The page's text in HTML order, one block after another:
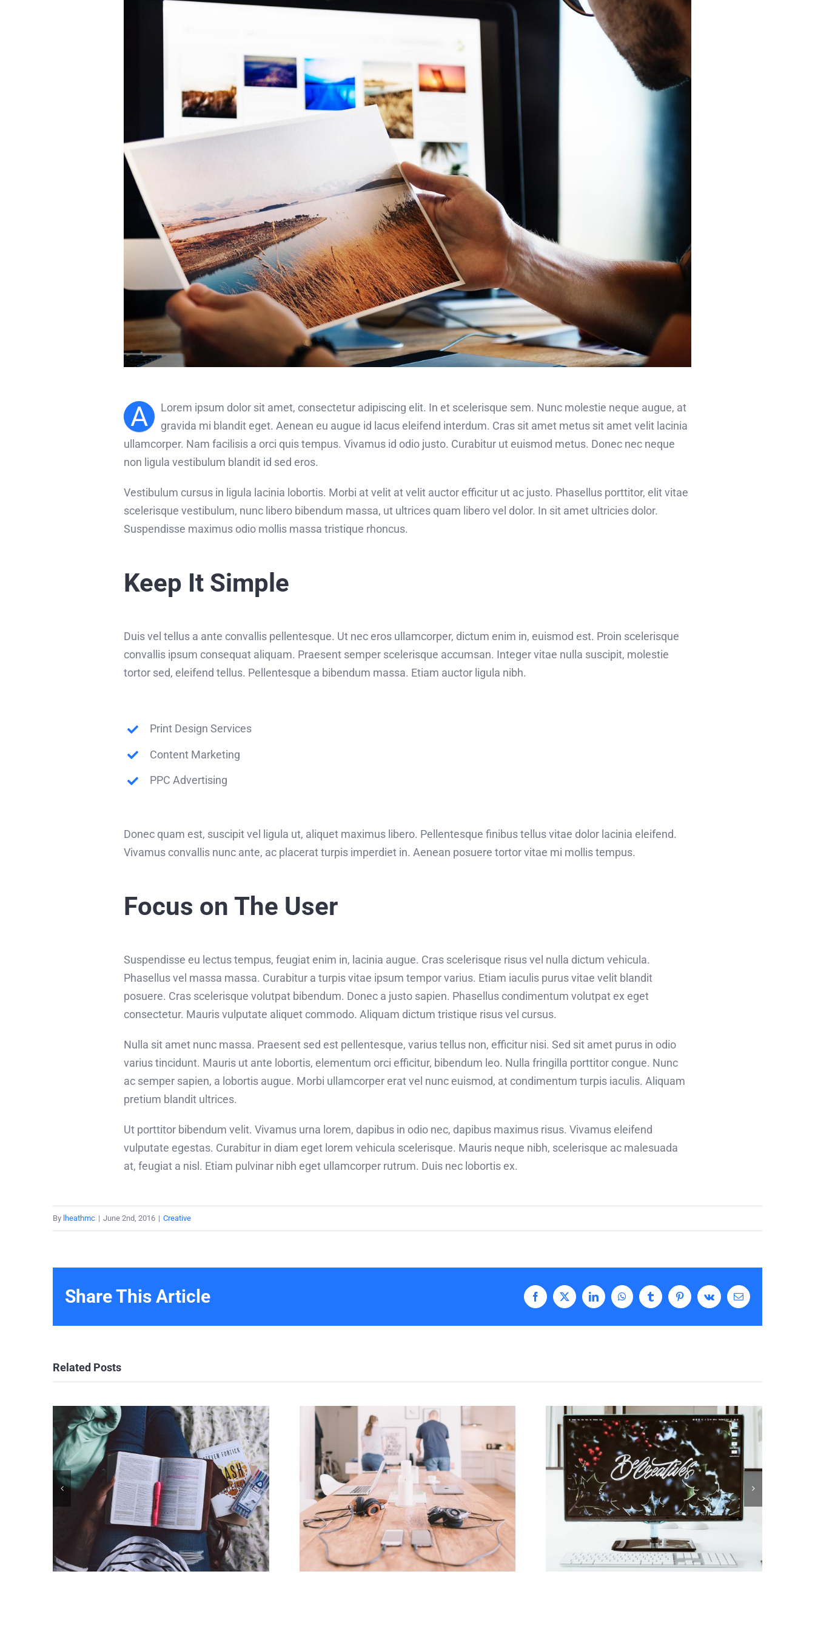
A
Lorem ipsum dolor sit amet, consectetur adipiscing elit. In et scelerisque sem. Nunc molestie neque augue, at
gravida mi blandit eget. Aenean eu augue id lacus eleifend interdum. Cras sit amet metus sit amet velit lacinia
ullamcorper. Nam facilisis a orci quis tempus. Vivamus id odio justo. Curabitur ut euismod metus. Donec nec neque
non ligula vestibulum blandit id sed eros.
Vestibulum cursus in ligula lacinia lobortis. Morbi at velit at velit auctor efficitur ut ac justo. Phasellus porttitor, elit vitae
scelerisque vestibulum, nunc libero bibendum massa, ut ultrices quam libero vel dolor. In sit amet ultricies dolor.
Suspendisse maximus odio mollis massa tristique rhoncus.
Keep It Simple
Duis vel tellus a ante convallis pellentesque. Ut nec eros ullamcorper, dictum enim in, euismod est. Proin scelerisque
convallis ipsum consequat aliquam. Praesent semper scelerisque accumsan. Integer vitae nulla suscipit, molestie
tortor sed, eleifend tellus. Pellentesque a bibendum massa. Etiam auctor ligula nibh.
Print Design Services
Content Marketing
PPC Advertising
Donec quam est, suscipit vel ligula ut, aliquet maximus libero. Pellentesque finibus tellus vitae dolor lacinia eleifend.
Vivamus convallis nunc ante, ac placerat turpis imperdiet in. Aenean posuere tortor vitae mi mollis tempus.
Focus on The User
Suspendisse eu lectus tempus, feugiat enim in, lacinia augue. Cras scelerisque risus vel nulla dictum vehicula.
Phasellus vel massa massa. Curabitur a turpis vitae ipsum tempor varius. Etiam iaculis purus vitae velit blandit
posuere. Cras scelerisque volutpat bibendum. Donec a justo sapien. Phasellus condimentum volutpat ex eget
consectetur. Mauris vulputate aliquet commodo. Aliquam dictum tristique risus vel cursus.
Nulla sit amet nunc massa. Praesent sed est pellentesque, varius tellus non, efficitur nisi. Sed sit amet purus in odio
varius tincidunt. Mauris ut ante lobortis, elementum orci efficitur, bibendum leo. Nulla fringilla porttitor congue. Nunc
ac semper sapien, a lobortis augue. Morbi ullamcorper erat vel nunc euismod, at condimentum turpis iaculis. Aliquam
pretium blandit ultrices.
Ut porttitor bibendum velit. Vivamus urna lorem, dapibus in odio nec, dapibus maximus risus. Vivamus eleifend
vulputate egestas. Curabitur in diam eget lorem vehicula scelerisque. Mauris neque nibh, scelerisque ac malesuada
at, feugiat a nisl. Etiam pulvinar nibh eget ullamcorper rutrum. Duis nec lobortis ex.
By lheathmc | June 2nd, 2016 | Creative
Share This Article Facebook
X LinkedInWhatsAppTumblrPinterestVk Email
Related Posts